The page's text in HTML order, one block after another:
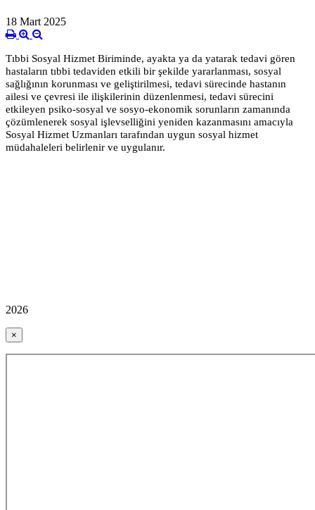
18 Mart 2025
Tıbbi Sosyal Hizmet Biriminde, ayakta ya da yatarak tedavi gören
hastaların tıbbi tedaviden etkili bir şekilde yararlanması, sosyal
sağlığının korunması ve geliştirilmesi, tedavi sürecinde hastanın
ailesi ve çevresi ile ilişkilerinin düzenlenmesi, tedavi sürecini
etkileyen psiko-sosyal ve sosyo-ekonomik sorunların zamanında
çözümlenerek sosyal işlevselliğini yeniden kazanmasını amacıyla
Sosyal Hizmet Uzmanları tarafından uygun sosyal hizmet
müdahaleleri belirlenir ve uygulanır.
2026
×